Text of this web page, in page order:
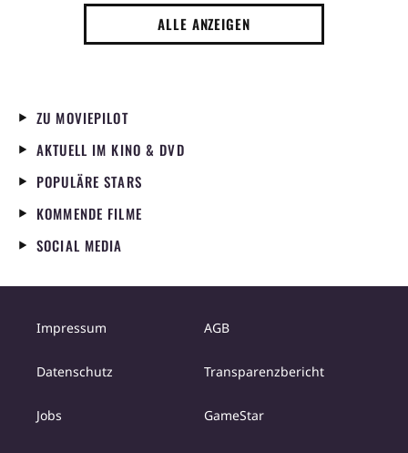
ALLE ANZEIGEN
ZU MOVIEPILOT
AKTUELL IM KINO & DVD
POPULÄRE STARS
KOMMENDE FILME
SOCIAL MEDIA
Impressum AGB
Datenschutz Transparenzbericht
Jobs GameStar